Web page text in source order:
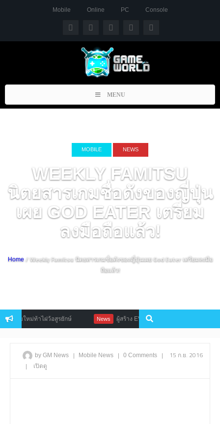
Mobile Online PC Console
Toggle
navigation
MENU
MOBILE NEWS
WEEKLY FAMITSU
นิตยสารเกมชื่อดังของญี่ปุ่น
เผย GOD EATER เตรียม
ลงมือถือแล้ว!
Home/ Weekly Famitsu นิตยสารเกมชื่อดังของญี่ปุ่นเผย God Eater เตรียมลงมือ
ถือแล้ว!
อบใหม่ท้าไฝว้อสูรยักษ์ News ผู้สร้าง EVE Online แง้มกำลังซุ่มพัฒนาเกม
by GM News | Mobile News | 0 Comments |
15 ก.ย. 2016
|
เปิดดู